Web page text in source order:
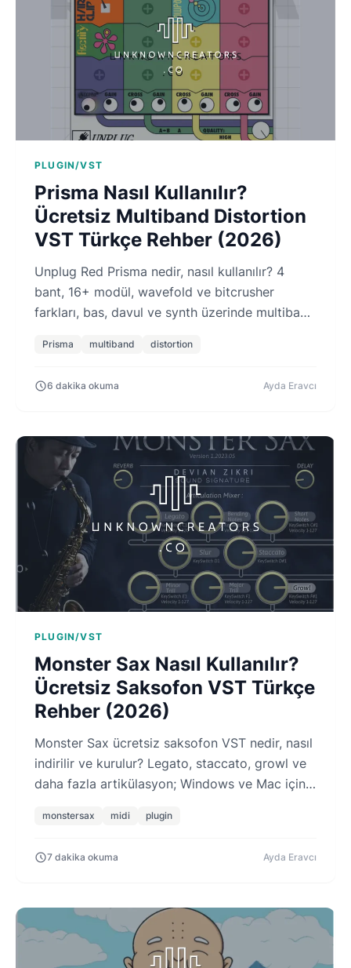
PLUGIN/VST
Prisma Nasıl Kullanılır?
Ücretsiz Multiband Distortion
VST Türkçe Rehber (2026)
Unplug Red Prisma nedir, nasıl kullanılır? 4
bant, 16+ modül, wavefold ve bitcrusher
farkları, bas, davul ve synth üzerinde multiband
Prisma multiband distortion
6 dakika okuma Ayda Eravcı
PLUGIN/VST
Monster Sax Nasıl Kullanılır?
Ücretsiz Saksofon VST Türkçe
Rehber (2026)
Monster Sax ücretsiz saksofon VST nedir, nasıl
indirilir ve kurulur? Legato, staccato, growl ve
daha fazla artikülasyon; Windows ve Mac için
monstersax midi plugin
7 dakika okuma Ayda Eravcı